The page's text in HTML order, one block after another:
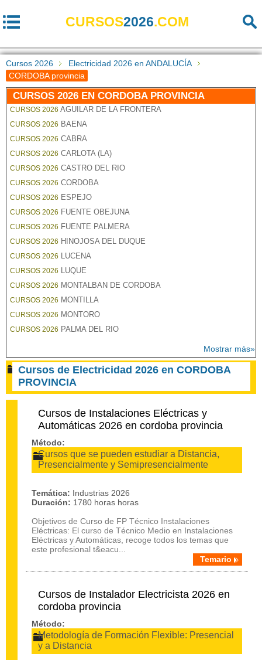
CURSOS2026.COM
Cursos 2026
Electricidad 2026 en ANDALUCÍA
CORDOBA provincia
CURSOS 2026 EN CORDOBA PROVINCIA
CURSOS 2026 AGUILAR DE LA FRONTERA
CURSOS 2026 BAENA
CURSOS 2026 CABRA
CURSOS 2026 CARLOTA (LA)
CURSOS 2026 CASTRO DEL RIO
CURSOS 2026 CORDOBA
CURSOS 2026 ESPEJO
CURSOS 2026 FUENTE OBEJUNA
CURSOS 2026 FUENTE PALMERA
CURSOS 2026 HINOJOSA DEL DUQUE
CURSOS 2026 LUCENA
CURSOS 2026 LUQUE
CURSOS 2026 MONTALBAN DE CORDOBA
CURSOS 2026 MONTILLA
CURSOS 2026 MONTORO
CURSOS 2026 PALMA DEL RIO
Mostrar más»
Cursos de Electricidad 2026 en CORDOBA
PROVINCIA
Cursos de Instalaciones Eléctricas y
Automáticas 2026 en cordoba provincia
Método:
Cursos que se pueden estudiar a Distancia,
Presencialmente y Semipresencialmente
Temática: Industrias 2026
Duración: 1780 horas horas
Objetivos de Curso de FP Técnico Instalaciones
Eléctricas: El curso de Técnico Medio en Instalaciones
Eléctricas y Automáticas, recoge todos los temas que
este profesional t&eacu...
Temario
Cursos de Instalador Electricista 2026 en
cordoba provincia
Método:
Metodología de Formación Flexible: Presencial
y a Distancia